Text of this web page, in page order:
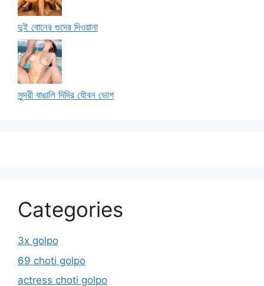
দুই বোনের গুদের দিওয়ানা
সুন্দরী বাঙালি দিদির যৌবন ভোগ
Categories
3x golpo
69 choti golpo
actress choti golpo